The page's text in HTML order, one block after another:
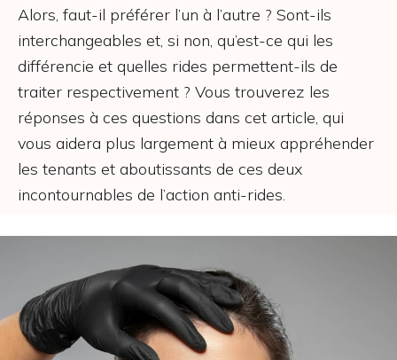
Alors, faut-il préférer l’un à l’autre ? Sont-ils
interchangeables et, si non, qu’est-ce qui les
différencie et quelles rides permettent-ils de
traiter respectivement ? Vous trouverez les
réponses à ces questions dans cet article, qui
vous aidera plus largement à mieux appréhender
les tenants et aboutissants de ces deux
incontournables de l’action anti-rides.